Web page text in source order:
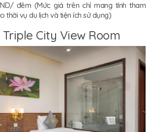
đêm (Mức giá trên chỉ mang tính tham
thời vụ du lịch và tiện ích sử dụng)
Triple City View Room